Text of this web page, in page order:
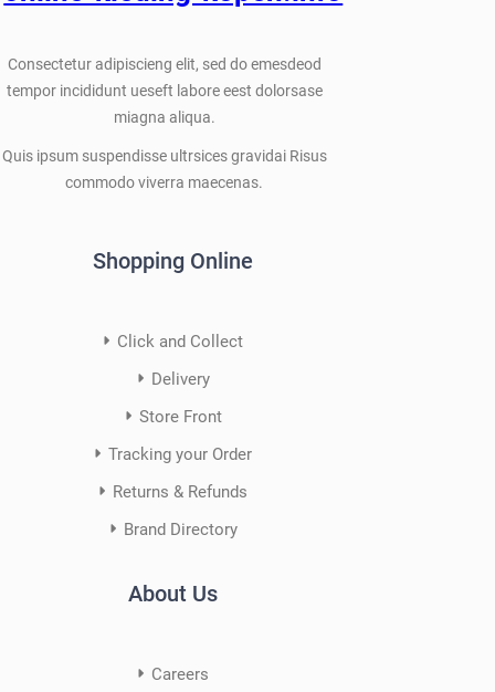
Consectetur adipiscieng elit, sed do emesdeod
tempor incididunt ueseft labore eest dolorsase
miagna aliqua.
Quis ipsum suspendisse ultrsices gravidai Risus
commodo viverra maecenas.
Shopping Online
Click and Collect
Delivery
Store Front
Tracking your Order
Returns & Refunds
Brand Directory
About Us
Careers